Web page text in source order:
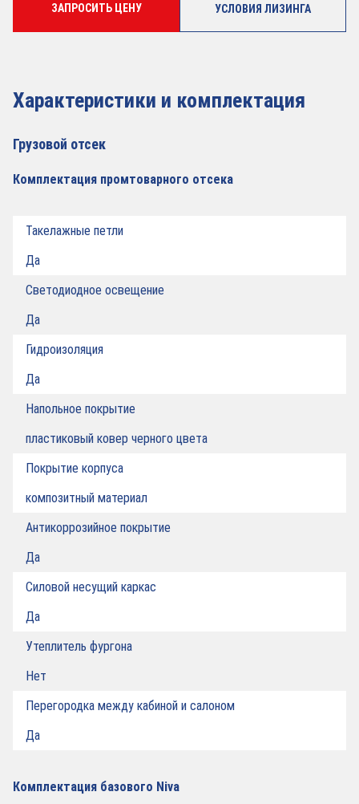
ЗАПРОСИТЬ ЦЕНУ УСЛОВИЯ ЛИЗИНГА
Характеристики и комплектация
Грузовой отсек
Комплектация промтоварного отсека
Такелажные петли
Да
Светодиодное освещение
Да
Гидроизоляция
Да
Напольное покрытие
пластиковый ковер черного цвета
Покрытие корпуса
композитный материал
Антикоррозийное покрытие
Да
Силовой несущий каркас
Да
Утеплитель фургона
Нет
Перегородка между кабиной и салоном
Да
Комплектация базового Niva